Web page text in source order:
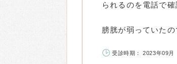
られるのを電話で
膀胱が弱っていた
受診時期： 2023年09月